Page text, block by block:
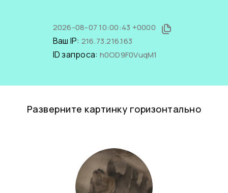
2026-08-07 10:00:43 +0000
Ваш IP: 216.73.216.163
ID запроса: h0OD9F0VuqM1
Разверните картинку горизонтально